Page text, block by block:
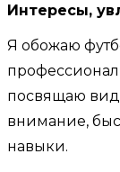
Интересы,
Я обожаю
посвящаю
внимание,
навыки.